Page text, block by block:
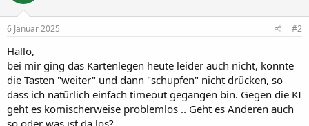
6 Januar 2025 #2
Hallo,
bei mir ging das Kartenlegen heute leider auch nicht, konnte
die Tasten "weiter" und dann "schupfen" nicht drücken, so
dass ich natürlich einfach timeout gegangen bin. Gegen die KI
geht es komischerweise problemlos .. Geht es Anderen auch
so oder was ist da los?